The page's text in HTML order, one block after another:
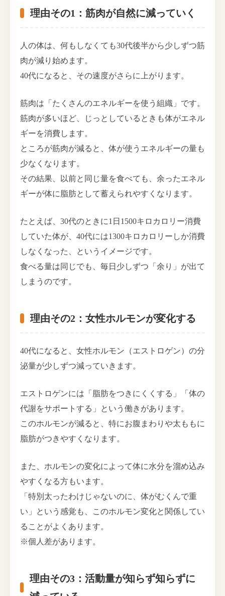
理由その1：筋肉が自然に減っていく
人の体は、何もしなくても30代後半から少しずつ筋
肉が減り始めます。
40代になると、その速度がさらに上がります。
筋肉は「たくさんのエネルギーを使う組織」です。
筋肉が多いほど、じっとしているときも体がエネル
ギーを消費します。
ところが筋肉が減ると、体が使うエネルギーの量も
少なくなります。
その結果、以前と同じ量を食べても、余ったエネル
ギーが体に脂肪として蓄えられやすくなります。
たとえば、30代のときに1日1500キロカロリー消費
していた体が、40代には1300キロカロリーしか消費
しなくなった、というイメージです。
食べる量は同じでも、毎日少しずつ「余り」が出て
しまうのです。
理由その2：女性ホルモンが変化する
40代になると、女性ホルモン（エストロゲン）の分
泌量が少しずつ減っていきます。
エストロゲンには「脂肪をつきにくくする」「体の
代謝をサポートする」という働きがあります。
このホルモンが減ると、特にお腹まわりや太ももに
脂肪がつきやすくなります。
また、ホルモンの変化によって体に水分を溜め込み
やすくなる方もいます。
「特別太ったわけじゃないのに、体がむくんで重
い」という感覚も、このホルモン変化と関係してい
ることがよくあります。
※個人差があります。
理由その3：活動量が知らず知らずに